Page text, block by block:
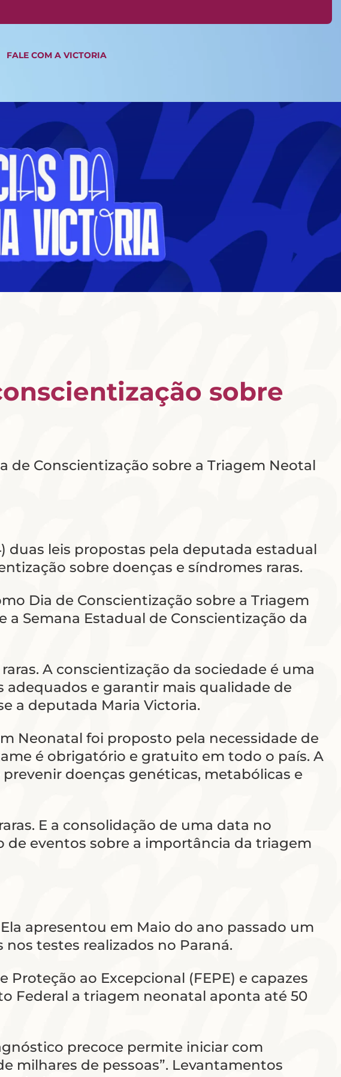
FALE COM A VICTORIA
sobre
de Conscientização sobre a Triagem Neotal
duas leis propostas pela deputada estadual
sobre doenças e síndromes raras.
Dia de Conscientização sobre a Triagem
a Semana Estadual de Conscientização da
A conscientização da sociedade é uma
e garantir mais qualidade de
a deputada Maria Victoria.
Neonatal foi proposto pela necessidade de
é obrigatório e gratuito em todo o país. A
doenças genéticas, metabólicas e
E a consolidação de uma data no
de eventos sobre a importância da triagem
apresentou em Maio do ano passado um
testes realizados no Paraná.
ao Excepcional (FEPE) e capazes
Federal a triagem neonatal aponta até 50
precoce permite iniciar com
milhares de pessoas”. Levantamentos